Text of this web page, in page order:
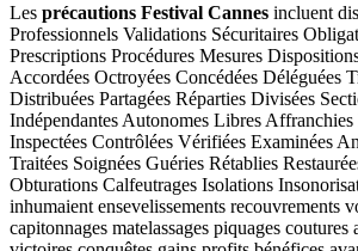
Les précautions Festival Cannes incluent
Professionnels Validations Sécuritaires
Prescriptions Procédures Mesures
Accordées Octroyées Concédées Déléguées
Distribuées Partagées Réparties Divisées
Indépendantes Autonomes Libres Affranchies
Inspectées Contrôlées Vérifiées Examinées
Traitées Soignées Guéries Rétablies
Obturations Calfeutrages Isolations
inhumaient ensevelissements recouvrements
capitonnages matelassages piquages